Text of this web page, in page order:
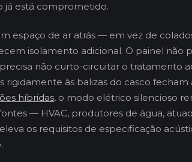
já está comprometido.
espaço de ar atrás — em vez de
isolamento adicional. O painel não
não curto-circuitar o tratamento
rigidamente às balizas do casco
híbridas, o modo elétrico silencioso
— HVAC, produtores de água,
os requisitos de especificação